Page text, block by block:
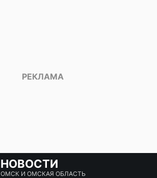
НОВОСТИ
ОМСК И ОМСКАЯ ОБЛАСТЬ